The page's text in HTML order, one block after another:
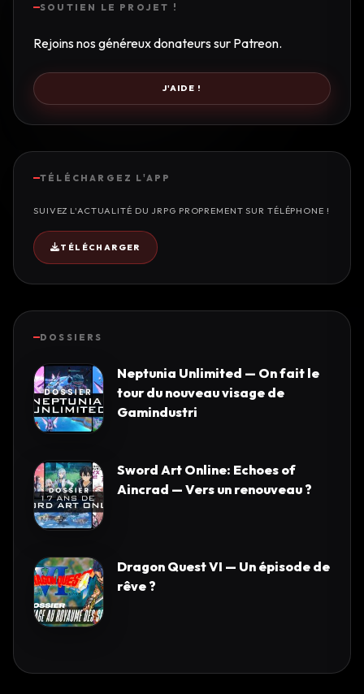
SOUTIEN LE PROJET !
Rejoins nos généreux donateurs sur Patreon.
J'AIDE !
TÉLÉCHARGEZ L'APP
SUIVEZ L'ACTUALITÉ DU JRPG PROPREMENT SUR TÉLÉPHONE !
TÉLÉCHARGER
DOSSIERS
Neptunia Unlimited — On fait le
tour du nouveau visage de
Gamindustri
Sword Art Online: Echoes of
Aincrad — Vers un renouveau ?
Dragon Quest VI — Un épisode de
rêve ?